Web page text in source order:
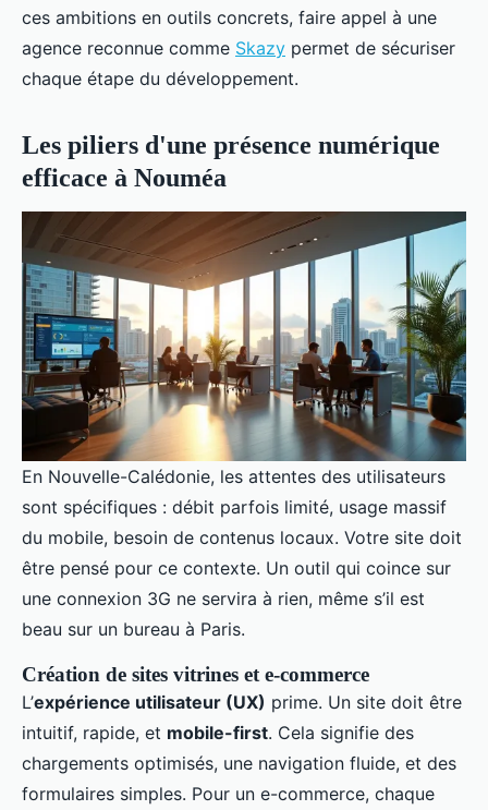
ces ambitions en outils concrets, faire appel à une
agence reconnue comme Skazy permet de sécuriser
chaque étape du développement.
Les piliers d'une présence numérique
efficace à Nouméa
En Nouvelle-Calédonie, les attentes des utilisateurs
sont spécifiques : débit parfois limité, usage massif
du mobile, besoin de contenus locaux. Votre site doit
être pensé pour ce contexte. Un outil qui coince sur
une connexion 3G ne servira à rien, même s’il est
beau sur un bureau à Paris.
Création de sites vitrines et e-commerce
L’expérience utilisateur (UX) prime. Un site doit être
intuitif, rapide, et mobile-first. Cela signifie des
chargements optimisés, une navigation fluide, et des
formulaires simples. Pour un e-commerce, chaque